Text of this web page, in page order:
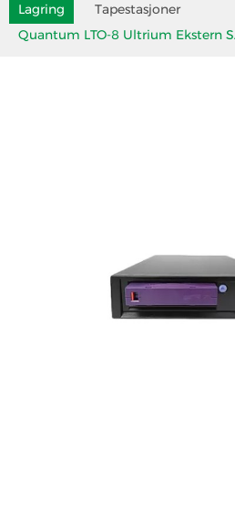
Lagring
Tapestasjoner
Quantum LTO-8 Ultrium Ekstern